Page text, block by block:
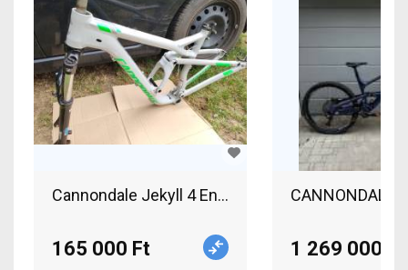
165 000 Ft
CANNONDALE
1 269 000 Ft